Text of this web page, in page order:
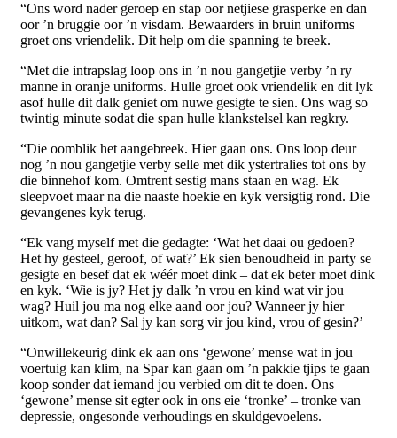
“Ons word nader geroep en stap oor netjiese grasperke en dan
oor ’n bruggie oor ’n visdam. Bewaarders in bruin uniforms
groet ons vriendelik. Dit help om die spanning te breek.
“Met die intrapslag loop ons in ’n nou gangetjie verby ’n ry
manne in oranje uniforms. Hulle groet ook vriendelik en dit lyk
asof hulle dit dalk geniet om nuwe gesigte te sien. Ons wag so
twintig minute sodat die span hulle klankstelsel kan regkry.
“Die oomblik het aangebreek. Hier gaan ons. Ons loop deur
nog ’n nou gangetjie verby selle met dik ystertralies tot ons by
die binnehof kom. Omtrent sestig mans staan en wag. Ek
sleepvoet maar na die naaste hoekie en kyk versigtig rond. Die
gevangenes kyk terug.
“Ek vang myself met die gedagte: ‘Wat het daai ou gedoen?
Het hy gesteel, geroof, of wat?’ Ek sien benoudheid in party se
gesigte en besef dat ek wéér moet dink – dat ek beter moet dink
en kyk. ‘Wie is jy? Het jy dalk ’n vrou en kind wat vir jou
wag? Huil jou ma nog elke aand oor jou? Wanneer jy hier
uitkom, wat dan? Sal jy kan sorg vir jou kind, vrou of gesin?’
“Onwillekeurig dink ek aan ons ‘gewone’ mense wat in jou
voertuig kan klim, na Spar kan gaan om ’n pakkie tjips te gaan
koop sonder dat iemand jou verbied om dit te doen. Ons
‘gewone’ mense sit egter ook in ons eie ‘tronke’ – tronke van
depressie, ongesonde verhoudings en skuldgevoelens.